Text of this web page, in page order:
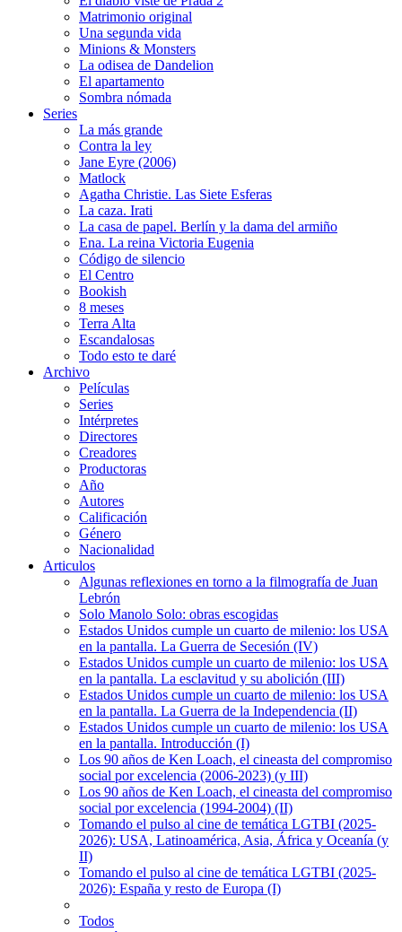
Matrimonio original
Una segunda vida
Minions & Monsters
La odisea de Dandelion
El apartamento
Sombra nómada
Series
La más grande
Contra la ley
Jane Eyre (2006)
Matlock
Agatha Christie. Las Siete Esferas
La caza. Irati
La casa de papel. Berlín y la dama del armiño
Ena. La reina Victoria Eugenia
Código de silencio
El Centro
Bookish
8 meses
Terra Alta
Escandalosas
Todo esto te daré
Archivo
Películas
Series
Intérpretes
Directores
Creadores
Productoras
Año
Autores
Calificación
Género
Nacionalidad
Articulos
Algunas reflexiones en torno a la filmografía de Juan
Lebrón
Solo Manolo Solo: obras escogidas
Estados Unidos cumple un cuarto de milenio: los USA
en la pantalla. La Guerra de Secesión (IV)
Estados Unidos cumple un cuarto de milenio: los USA
en la pantalla. La esclavitud y su abolición (III)
Estados Unidos cumple un cuarto de milenio: los USA
en la pantalla. La Guerra de la Independencia (II)
Estados Unidos cumple un cuarto de milenio: los USA
en la pantalla. Introducción (I)
Los 90 años de Ken Loach, el cineasta del compromiso
social por excelencia (2006-2023) (y III)
Los 90 años de Ken Loach, el cineasta del compromiso
social por excelencia (1994-2004) (II)
Tomando el pulso al cine de temática LGTBI (2025-
2026): USA, Latinoamérica, Asia, África y Oceanía (y
II)
Tomando el pulso al cine de temática LGTBI (2025-
2026): España y resto de Europa (I)
Todos